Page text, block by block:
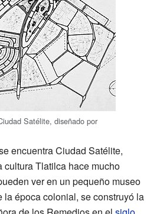
Satélite, diseñado por
encuentra Ciudad Satélite,
cultura Tlatilca hace mucho
ver en un pequeño museo
la época colonial, se construyó la